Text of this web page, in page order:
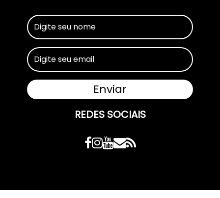
REDES SOCIAIS